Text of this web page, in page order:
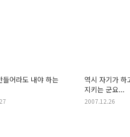
들어라도 내야 하는
역시 자기가 하
지키는 군요...
2007.12.26